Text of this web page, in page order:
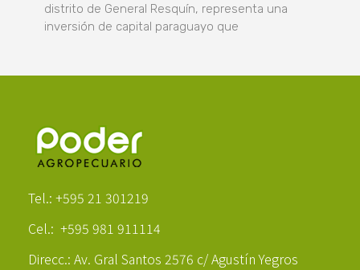
distrito de General Resquín, representa una
inversión de capital paraguayo que
Tel.: +595 21 301219
Cel.: +595 981 911114
Direcc.: Av. Gral Santos 2576 c/ Agustín Yegros